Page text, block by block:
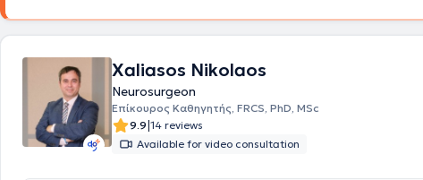
Xaliasos Nikolaos
Neurosurgeon
Επίκουρος Καθηγητής, FRCS, PhD, MSc
9.9|14 reviews
Available for video consultation